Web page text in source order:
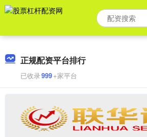
正规配资平台排行
已收录999+家平台